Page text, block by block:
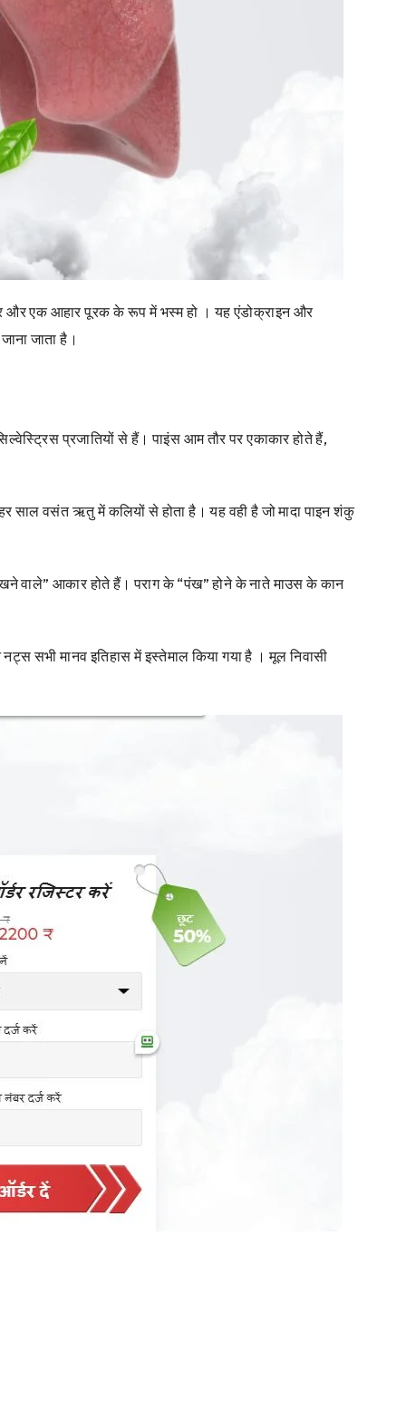
और एक आहार पूरक के रूप में भस्म हो । यह एंडोक्राइन और
जाता है।
प्रजातियों से हैं। पाइंस आम तौर पर एकाकार होते हैं,
साल वसंत ऋतु में कलियों से होता है। यह वही है जो मादा पाइन शंकु
वाले” आकार होते हैं। पराग के “पंख” होने के नाते माउस के कान
सभी मानव इतिहास में इस्तेमाल किया गया है । मूल निवासी